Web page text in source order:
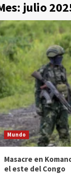
julio
Mundo
Masacre en
el este del Congo